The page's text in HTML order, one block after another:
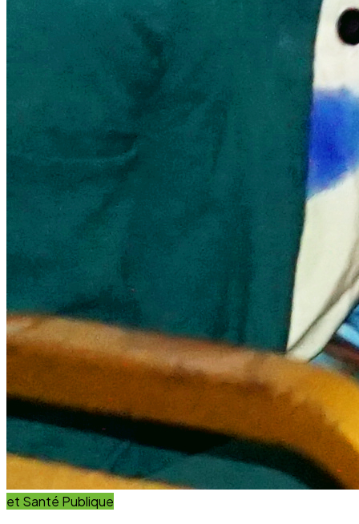
et Innovation
Éducation
Innover avec des solutions éducatives innovantes et
durables.
Découvrir nos projets En savoir plus
Impact Global
+15 Ans
D'engagement au service du développement durable.
Communauté